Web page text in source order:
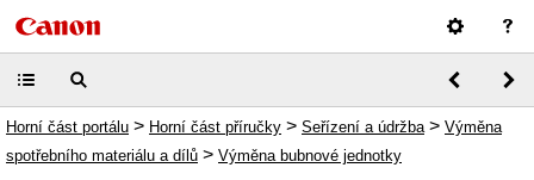
Horní část portálu > Horní část příručky > Seřízení a údržba > Výměna
spotřebního materiálu a dílů > Výměna bubnové jednotky